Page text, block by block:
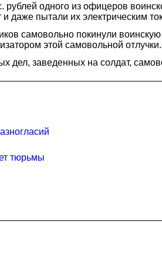
одного из офицеров
даже пытали их электрическим
самовольно покинули
этой самовольной отлучки.
дел, заведенных на солдат,
тюрьмы